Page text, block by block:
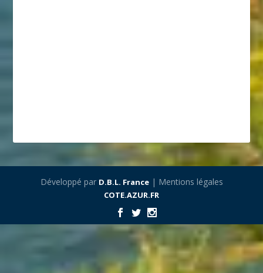
Développé par D.B.L. France| Mentions légales
COTE.AZUR.FR